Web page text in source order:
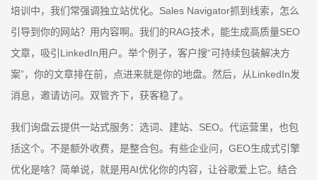
培训中，我们常强调独立站优化。Sales Navigator抓到线索，怎么
引导到你的网站？用内容啊。我们的RAG技术，能生成高质量SEO
文章，吸引LinkedIn用户。举个例子，客户搜“可持续包装解决方
案”，你的文章排在前，点进来就是你的地盘。然后，从LinkedIn发
消息，邀请访问。双管齐下，获客稳了。
我们询盘云提供一站式服务：选词、建站、SEO。代运营里，也包
括这个。不是额外收费，是整合包。有些企业问，GEO生成式引擎
优化是啥？简单说，就是用AI优化你的内容，让谷歌爱上它。结合